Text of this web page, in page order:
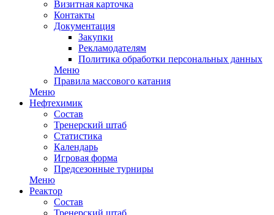
Визитная карточка
Контакты
Документация
Закупки
Рекламодателям
Политика обработки персональных данных
Меню
Правила массового катания
Меню
Нефтехимик
Состав
Тренерский штаб
Статистика
Календарь
Игровая форма
Предсезонные турниры
Меню
Реактор
Состав
Тренерский штаб